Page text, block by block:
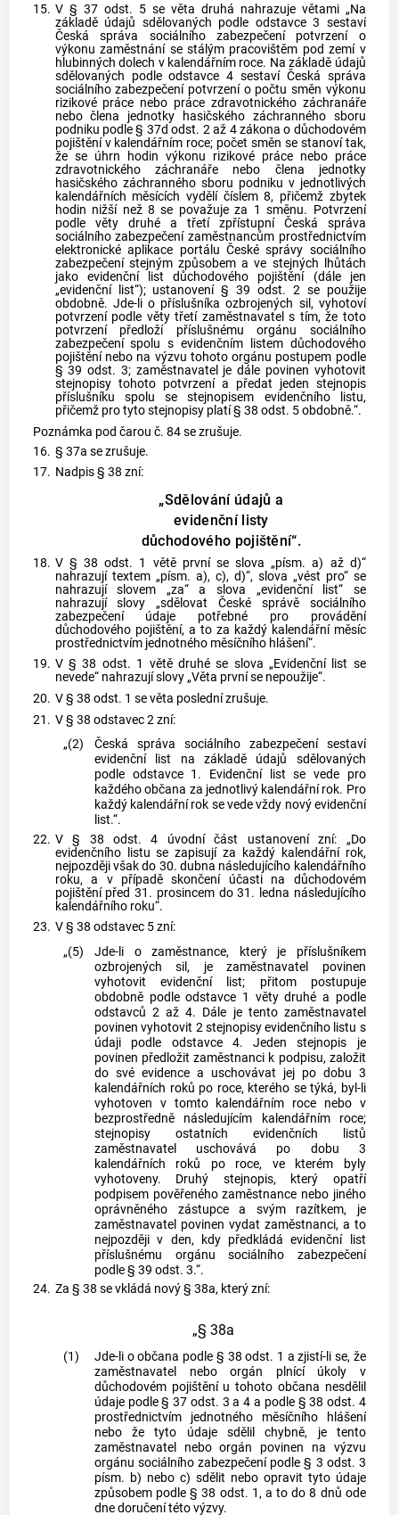
15. V § 37 odst. 5 se věta druhá nahrazuje větami „Na
základě údajů sdělovaných podle odstavce 3 sestaví
Česká správa sociálního zabezpečení potvrzení o
výkonu zaměstnání se stálým pracovištěm pod zemí v
hlubinných dolech v kalendářním roce. Na základě údajů
sdělovaných podle odstavce 4 sestaví Česká správa
sociálního zabezpečení potvrzení o počtu směn výkonu
rizikové práce nebo práce zdravotnického záchranáře
nebo člena jednotky hasičského záchranného sboru
podniku podle § 37d odst. 2 až 4 zákona o důchodovém
pojištění v kalendářním roce; počet směn se stanoví tak,
že se úhrn hodin výkonu rizikové práce nebo práce
zdravotnického záchranáře nebo člena jednotky
hasičského záchranného sboru podniku v jednotlivých
kalendářních měsících vydělí číslem 8, přičemž zbytek
hodin nižší než 8 se považuje za 1 směnu. Potvrzení
podle věty druhé a třetí zpřístupní Česká správa
sociálního zabezpečení zaměstnancům prostřednictvím
elektronické aplikace portálu České správy sociálního
zabezpečení stejným způsobem a ve stejných lhůtách
jako evidenční list důchodového pojištění (dále jen
„evidenční list“); ustanovení § 39 odst. 2 se použije
obdobně. Jde-li o příslušníka ozbrojených sil, vyhotoví
potvrzení podle věty třetí zaměstnavatel s tím, že toto
potvrzení předloží příslušnému orgánu sociálního
zabezpečení spolu s evidenčním listem důchodového
pojištění nebo na výzvu tohoto orgánu postupem podle
§ 39 odst. 3; zaměstnavatel je dále povinen vyhotovit
stejnopisy tohoto potvrzení a předat jeden stejnopis
příslušníku spolu se stejnopisem evidenčního listu,
přičemž pro tyto stejnopisy platí § 38 odst. 5 obdobně.“.
Poznámka pod čarou č. 84 se zrušuje.
16. § 37a se zrušuje.
17. Nadpis § 38 zní:
„Sdělování údajů a
evidenční listy
důchodového pojištění“.
18. V § 38 odst. 1 větě první se slova „písm. a) až d)“
nahrazují textem „písm. a), c), d)“, slova „vést pro“ se
nahrazují slovem „za“ a slova „evidenční list“ se
nahrazují slovy „sdělovat České správě sociálního
zabezpečení údaje potřebné pro provádění
důchodového pojištění, a to za každý kalendářní měsíc
prostřednictvím jednotného měsíčního hlášení“.
19. V § 38 odst. 1 větě druhé se slova „Evidenční list se
nevede“ nahrazují slovy „Věta první se nepoužije“.
20. V § 38 odst. 1 se věta poslední zrušuje.
21. V § 38 odstavec 2 zní:
„(2)
Česká správa sociálního zabezpečení sestaví
evidenční list na základě údajů sdělovaných
podle odstavce 1. Evidenční list se vede pro
každého občana za jednotlivý kalendářní rok. Pro
každý kalendářní rok se vede vždy nový evidenční
list.“.
22. V § 38 odst. 4 úvodní část ustanovení zní: „Do
evidenčního listu se zapisují za každý kalendářní rok,
nejpozději však do 30. dubna následujícího kalendářního
roku, a v případě skončení účasti na důchodovém
pojištění před 31. prosincem do 31. ledna následujícího
kalendářního roku“.
23. V § 38 odstavec 5 zní:
„(5)
Jde-li o zaměstnance, který je příslušníkem
ozbrojených sil, je zaměstnavatel povinen
vyhotovit evidenční list; přitom postupuje
obdobně podle odstavce 1 věty druhé a podle
odstavců 2 až 4. Dále je tento zaměstnavatel
povinen vyhotovit 2 stejnopisy evidenčního listu s
údaji podle odstavce 4. Jeden stejnopis je
povinen předložit zaměstnanci k podpisu, založit
do své evidence a uschovávat jej po dobu 3
kalendářních roků po roce, kterého se týká, byl-li
vyhotoven v tomto kalendářním roce nebo v
bezprostředně následujícím kalendářním roce;
stejnopisy ostatních evidenčních listů
zaměstnavatel uschovává po dobu 3
kalendářních roků po roce, ve kterém byly
vyhotoveny. Druhý stejnopis, který opatří
podpisem pověřeného zaměstnance nebo jiného
oprávněného zástupce a svým razítkem, je
zaměstnavatel povinen vydat zaměstnanci, a to
nejpozději v den, kdy předkládá evidenční list
příslušnému orgánu sociálního zabezpečení
podle § 39 odst. 3.“.
24. Za § 38 se vkládá nový § 38a, který zní:
„§ 38a
(1)
Jde-li o občana podle § 38 odst. 1 a zjistí-li se, že
zaměstnavatel nebo orgán plnící úkoly v
důchodovém pojištění u tohoto občana nesdělil
údaje podle § 37 odst. 3 a 4 a podle § 38 odst. 4
prostřednictvím jednotného měsíčního hlášení
nebo že tyto údaje sdělil chybně, je tento
zaměstnavatel nebo orgán povinen na výzvu
orgánu sociálního zabezpečení podle § 3 odst. 3
písm. b) nebo c) sdělit nebo opravit tyto údaje
způsobem podle § 38 odst. 1, a to do 8 dnů ode
dne doručení této výzvy.